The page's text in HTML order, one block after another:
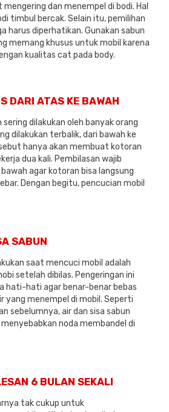
dan menempel di bodi. Hal
timbul bercak. Selain itu, pemilihan
harus diperhatikan. Gunakan sabun
memang khusus untuk mobil karena
kualitas cat pada body.
DARI ATAS KE BAWAH
sering dilakukan oleh banyak orang
dilakukan terbalik, dari bawah ke
hanya akan membuat kotoran
dua kali. Pembilasan wajib
agar kotoran bisa langsung
Dengan begitu, pencucian mobil
SABUN
saat mencuci mobil adalah
setelah dibilas. Pengeringan ini
hati-hati agar benar-benar bebas
yang menempel di mobil. Seperti
sebelumnya, air dan sisa sabun
noda membandel di
6 BULAN SEKALI
tak cukup untuk